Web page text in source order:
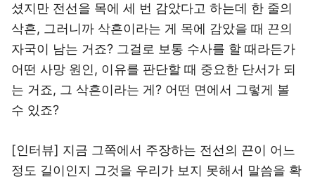
셨지만 전선을 목에 세 번 감았다고 하는데 한 줄의
삭흔, 그러니까 삭흔이라는 게 목에 감았을 때 끈의
자국이 남는 거죠? 그걸로 보통 수사를 할 때라든가
어떤 사망 원인, 이유를 판단할 때 중요한 단서가 되
는 거죠, 그 삭흔이라는 게? 어떤 면에서 그렇게 볼
수 있죠?
[인터뷰] 지금 그쪽에서 주장하는 전선의 끈이 어느
정도 길이인지 그것을 우리가 보지 못해서 말씀을 확